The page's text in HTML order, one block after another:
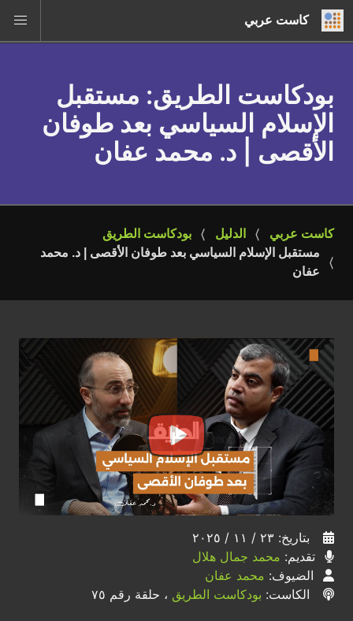
كاست عربي
بودكاست الطريق: مستقبل
الإسلام السياسي بعد طوفان
الأقصى | د. محمد عفان
كاست عربي الدليل
بودكاست الطريق
مستقبل الإسلام السياسي بعد طوفان الأقصى | د. محمد
عفان
بتاريخ: ٢٣ / ١١ / ٢٠٢٥
تقديم: محمد جمال هلال
الضيوف: محمد عفان
الكاست: بودكاست الطريق ، حلقة رقم ٧٥